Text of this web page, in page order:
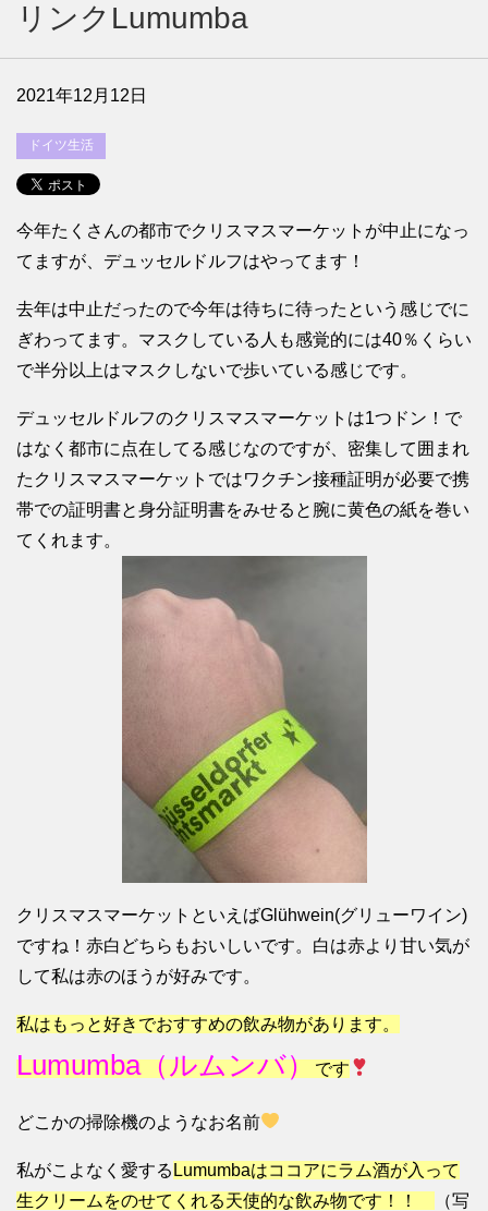
リンクLumumba
2021年12月12日
ドイツ生活
今年たくさんの都市でクリスマスマーケットが中止になっ
てますが、デュッセルドルフはやってます！
去年は中止だったので今年は待ちに待ったという感じでに
ぎわってます。マスクしている人も感覚的には40％くらい
で半分以上はマスクしないで歩いている感じです。
デュッセルドルフのクリスマスマーケットは1つドン！で
はなく都市に点在してる感じなのですが、密集して囲まれ
たクリスマスマーケットではワクチン接種証明が必要で携
帯での証明書と身分証明書をみせると腕に黄色の紙を巻い
てくれます。
クリスマスマーケットといえばGlühwein(グリューワイン)
ですね！赤白どちらもおいしいです。白は赤より甘い気が
して私は赤のほうが好みです。
私はもっと好きでおすすめの飲み物があります。
Lumumba（ルムンバ）です
どこかの掃除機のようなお名前
私がこよなく愛する Lumumbaはココアにラム酒が入って
生クリームをのせてくれる天使的な飲み物です！！
（写